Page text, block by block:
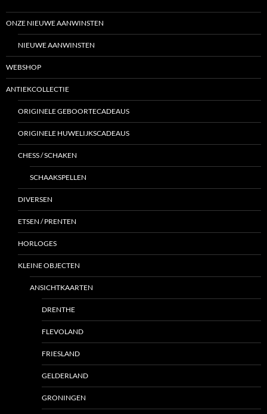
ONZE NIEUWE AANWINSTEN
NIEUWE AANWINSTEN
WEBSHOP
ANTIEKCOLLECTIE
ORIGINELE GEBOORTECADEAUS
ORIGINELE HUWELIJKSCADEAUS
CHESS / SCHAKEN
SCHAAKSPELLEN
DIVERSEN
ETSEN / PRENTEN
HORLOGES
KLEINE OBJECTEN
ANSICHTKAARTEN
DRENTHE
FLEVOLAND
FRIESLAND
GELDERLAND
GRONINGEN